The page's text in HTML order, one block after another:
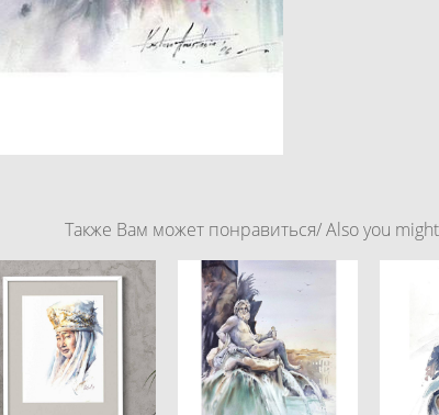
Также Вам может понравиться/ Also you